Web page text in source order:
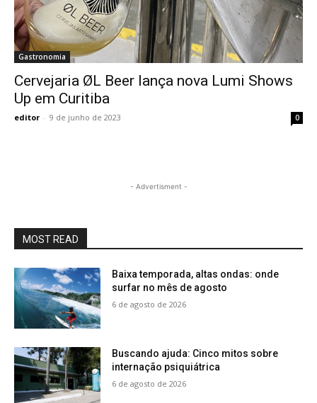
Gastronomia
Cervejaria ØL Beer lança nova Lumi Shows
Up em Curitiba
editor - 9 de junho de 2023 0
- Advertisment -
MOST READ
Baixa temporada, altas ondas: onde
surfar no mês de agosto
6 de agosto de 2026
Buscando ajuda: Cinco mitos sobre
internação psiquiátrica
6 de agosto de 2026